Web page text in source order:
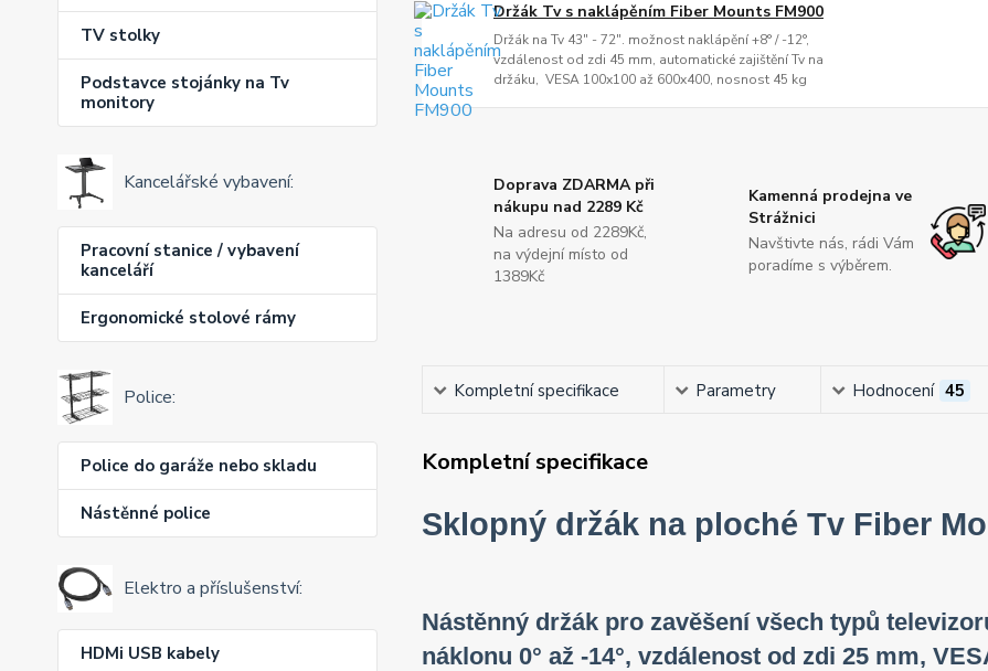
TV stolky
Podstavce stojánky na Tv
monitory
Kancelářské vybavení:
Pracovní stanice / vybavení
kanceláří
Ergonomické stolové rámy
Police:
Police do garáže nebo skladu
Nástěnné police
Elektro a příslušenství:
HDMi USB kabely
Držák Tv s naklápěním Fiber Mounts FM900
Držák na Tv 43" - 72". možnost naklápění +8° / -12°,
vzdálenost od zdi 45 mm, automatické zajištění Tv na
držáku, VESA 100x100 až 600x400, nosnost 45 kg
Doprava ZDARMA při
nákupu nad 2289 Kč
Na adresu od 2289Kč,
na výdejní místo od
1389Kč
Kamenná prodejna ve
Strážnici
Navštivte nás, rádi Vám
poradíme s výběrem.
Kompletní specifikace Parametry Hodnocení 45
Kompletní specifikace
Sklopný držák na ploché Tv Fiber
Nástěnný držák pro zavěšení všech typů
náklonu 0° až -14°, vzdálenost od zdi 25 mm,